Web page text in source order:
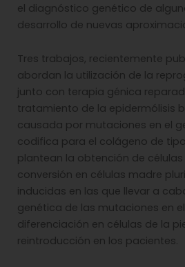
el diagnóstico genético de
desarrollo de nuevas
Tres trabajos, recientemente
abordan la utilización de la
junto con terapia génica
tratamiento de la epidermólisis
causada por mutaciones en el
codifica para el colágeno de
plantean la obtención de células
conversión en células madre
inducidas en las que llevar a
genética de las mutaciones en
diferenciación en células de la
reintroducción en los pacientes.